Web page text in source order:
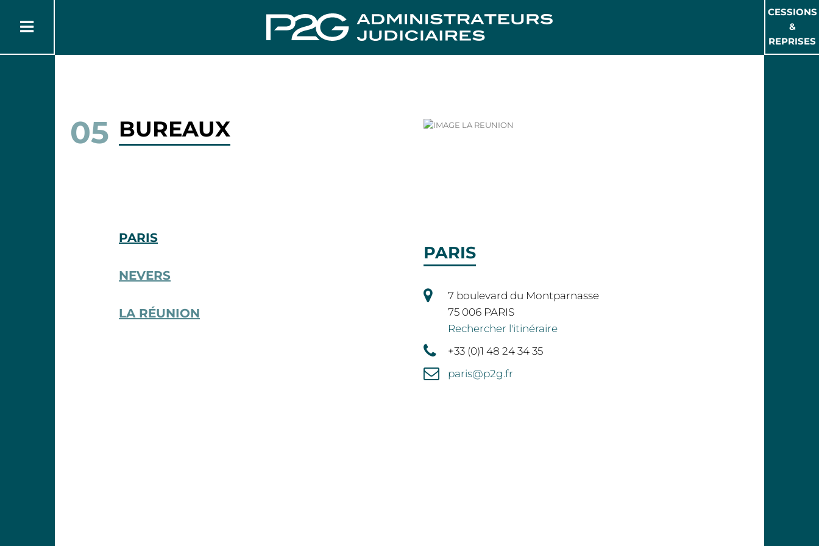
CESSIONS
&
REPRISES
05 BUREAUX
PARIS
NEVERS
LA RÉUNION
PARIS
7 boulevard du Montparnasse
75 006 PARIS
Rechercher l'itinéraire
+33 (0)1 48 24 34 35
paris@p2g.fr